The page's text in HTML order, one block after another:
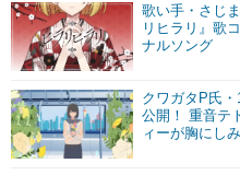
歌い手・さじ
リヒラリ』歌
ナルソング
クワガタP氏
公開！ 重音テ
ィーが胸にし